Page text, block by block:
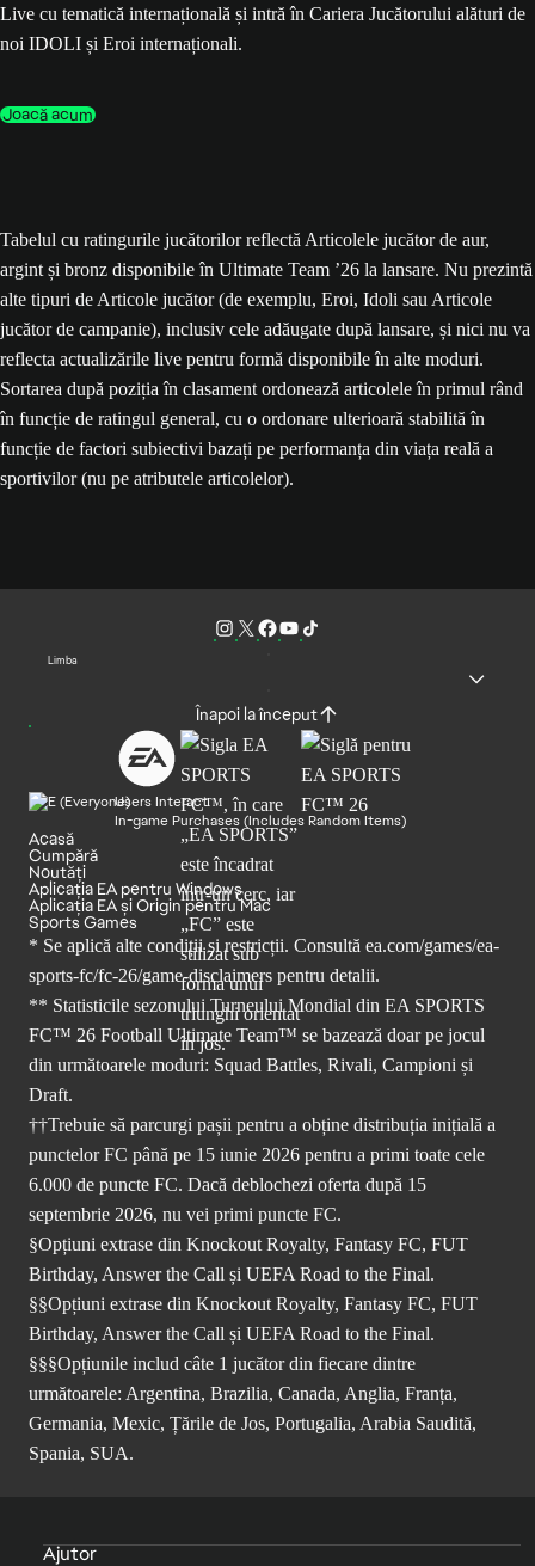
Live cu tematică internațională și intră în Cariera Jucătorului alături de
noi IDOLI și Eroi internaționali.
Joacă acum
Tabelul cu ratingurile jucătorilor reflectă Articolele jucător de aur,
argint și bronz disponibile în Ultimate Team ’26 la lansare. Nu prezintă
alte tipuri de Articole jucător (de exemplu, Eroi, Idoli sau Articole
jucător de campanie), inclusiv cele adăugate după lansare, și nici nu va
reflecta actualizările live pentru formă disponibile în alte moduri.
Sortarea după poziția în clasament ordonează articolele în primul rând
în funcție de ratingul general, cu o ordonare ulterioară stabilită în
funcție de factori subiectivi bazați pe performanța din viața reală a
sportivilor (nu pe atributele articolelor).
Limba
Înapoi la început
Users Interact
In-game Purchases (Includes Random Items)
Acasă
Cumpără
Noutăți
Aplicația EA pentru Windows
Aplicația EA și Origin pentru Mac
Sports Games
* Se aplică alte condiții și restricții. Consultă ea.com/games/ea-
sports-fc/fc-26/game-disclaimers pentru detalii.
** Statisticile sezonului Turneului Mondial din EA SPORTS
FC™ 26 Football Ultimate Team™ se bazează doar pe jocul
din următoarele moduri: Squad Battles, Rivali, Campioni și
Draft.
††Trebuie să parcurgi pașii pentru a obține distribuția inițială a
punctelor FC până pe 15 iunie 2026 pentru a primi toate cele
6.000 de puncte FC. Dacă deblochezi oferta după 15
septembrie 2026, nu vei primi puncte FC.
§Opțiuni extrase din Knockout Royalty, Fantasy FC, FUT
Birthday, Answer the Call și UEFA Road to the Final.
§§Opțiuni extrase din Knockout Royalty, Fantasy FC, FUT
Birthday, Answer the Call și UEFA Road to the Final.
§§§Opțiunile includ câte 1 jucător din fiecare dintre
următoarele: Argentina, Brazilia, Canada, Anglia, Franța,
Germania, Mexic, Țările de Jos, Portugalia, Arabia Saudită,
Spania, SUA.
Ajutor